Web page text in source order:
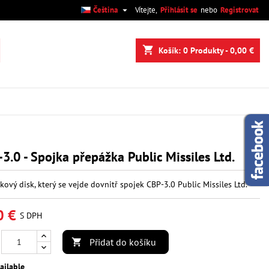
Vítejte, Přihlásit se nebo Registrovat
Čeština 
shopping_cart Košík: 0 Produkty - 0,00 €
3.0 - Spojka přepážka Public Missiles Ltd.
disk, který se vejde dovnitř spojek CBP-3.0 Public Missiles Ltd.
€ S DPH
 Přidat do košíku